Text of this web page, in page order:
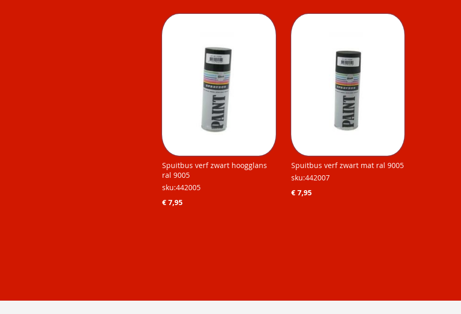
Spuitbus verf zwart hoogglans
ral 9005
sku:442005
€ 7,95
Spuitbus verf zwart mat ral 9005
sku:442007
€ 7,95